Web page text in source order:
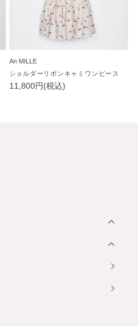
An MILLE
ショルダーリボンキャミワンピース
11,800円(税込)